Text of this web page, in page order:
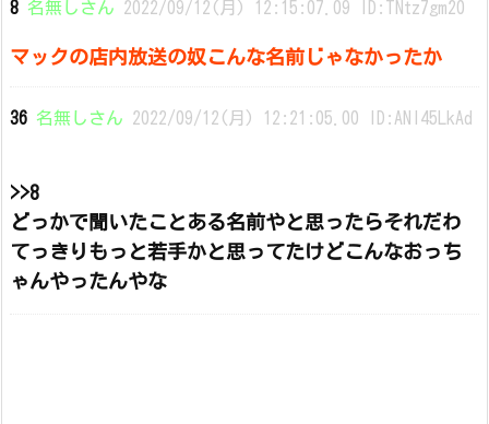
8 名無しさん 2022/09/12(月) 12:15:07.09 ID:TNtz7gm20
マックの店内放送の奴こんな名前じゃなかったか
36 名無しさん 2022/09/12(月) 12:21:05.00 ID:ANl45LkAd
>>8
どっかで聞いたことある名前やと思ったらそれだわ
てっきりもっと若手かと思ってたけどこんなおっち
ゃんやったんやな